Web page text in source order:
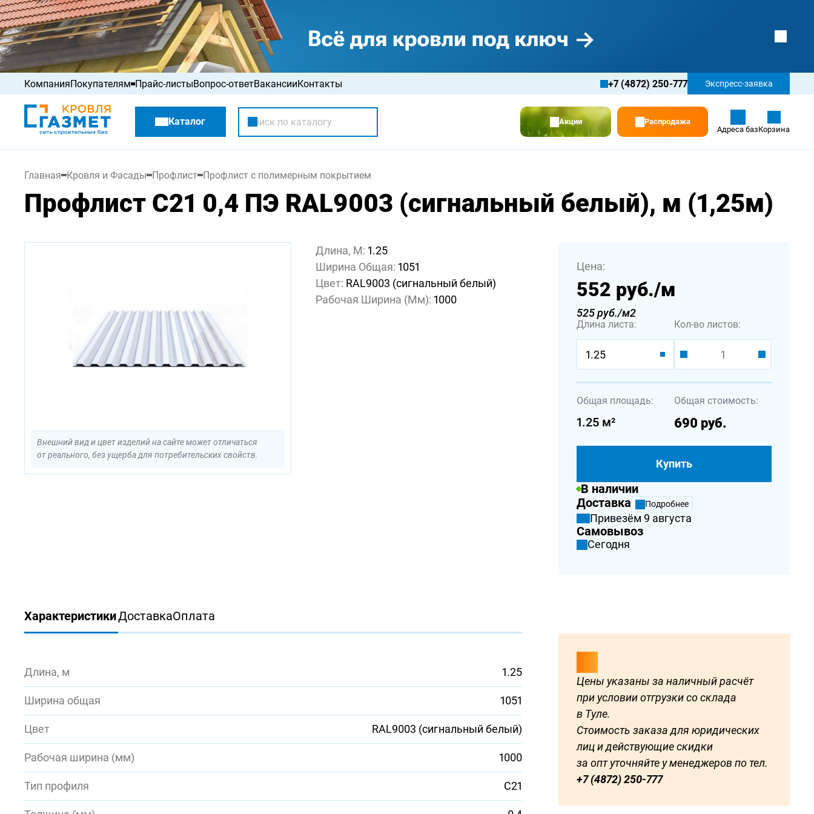
КомпанияПокупателям
Акции
Распродажа
Прайс-листыВопрос-ответВакансииКонтакты +7 (4872) 250-777 Экспресс-заявка
Каталог Акции
Распродажа
Адреса базКорзина
Главная Кровля и Фасады Профлист Профлист с полимерным покрытием
Профлист С21 0,4 ПЭ RAL9003 (сигнальный белый), м (1,25м)
Внешний вид и цвет изделий на сайте может отличаться
от реального, без ущерба для потребительских свойств.
Длина, М: 1.25
Ширина Общая: 1051
Цвет: RAL9003 (сигнальный белый)
Рабочая Ширина (мм): 1000
Цена:
552 руб./м
525 руб./м2
Длина листа:
1.25
Кол-во листов:
Общая площадь:
1.25 м²
Общая стоимость:
690 руб.
Купить
В наличии
Доставка
Подробнее
Привезём 9 августа
Самовывоз
Сегодня
ХарактеристикиДоставкаОплата
Длина, м 1.25
Ширина общая 1051
Цвет RAL9003 (сигнальный белый)
Рабочая ширина (мм) 1000
Тип профиля С21
Цены указаны за наличный расчёт
при условии отгрузки со склада
в Туле.
Стоимость заказа для юридических
лиц и действующие скидки
за опт уточняйте у менеджеров по тел.
+7 (4872) 250-777